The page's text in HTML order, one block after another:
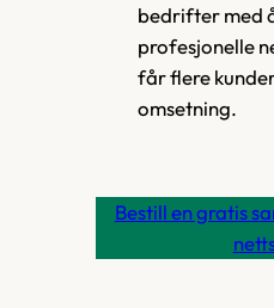
bedrifter med
profesjonelle
får flere
omsetning.
Bestill en gratis